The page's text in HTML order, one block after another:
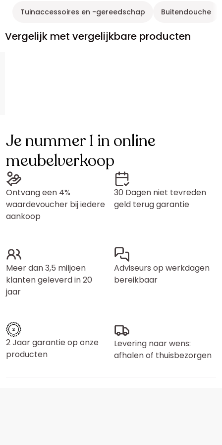
Tuinaccessoires en -gereedschap Buitendouche
Vergelijk met vergelijkbare producten
Je nummer 1 in online
meubelverkoop
Ontvang een 4%
waardevoucher bij iedere
aankoop
30 Dagen niet tevreden
geld terug garantie
Meer dan 3,5 miljoen
klanten geleverd in 20
jaar
Adviseurs op werkdagen
bereikbaar
2 Jaar garantie op onze
producten
Levering naar wens:
afhalen of thuisbezorgen